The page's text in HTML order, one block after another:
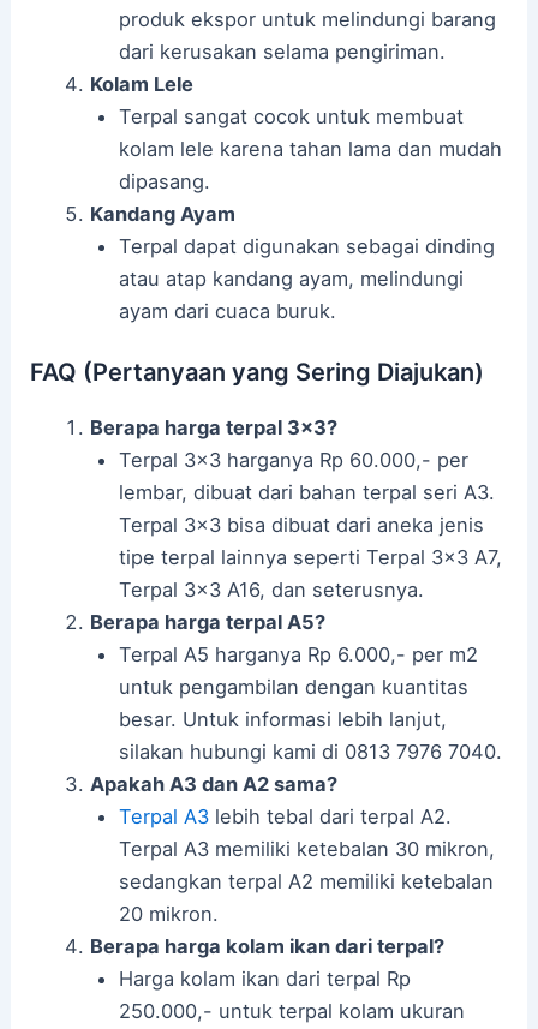
produk ekspor untuk melindungi barang
dari kerusakan selama pengiriman.
Kolam Lele
Terpal sangat cocok untuk membuat
kolam lele karena tahan lama dan mudah
dipasang.
Kandang Ayam
Terpal dapat digunakan sebagai dinding
atau atap kandang ayam, melindungi
ayam dari cuaca buruk.
FAQ (Pertanyaan yang Sering Diajukan)
Berapa harga terpal 3×3?
Terpal 3×3 harganya Rp 60.000,- per
lembar, dibuat dari bahan terpal seri A3.
Terpal 3×3 bisa dibuat dari aneka jenis
tipe terpal lainnya seperti Terpal 3×3 A7,
Terpal 3×3 A16, dan seterusnya.
Berapa harga terpal A5?
Terpal A5 harganya Rp 6.000,- per m2
untuk pengambilan dengan kuantitas
besar. Untuk informasi lebih lanjut,
silakan hubungi kami di 0813 7976 7040.
Apakah A3 dan A2 sama?
Terpal A3 lebih tebal dari terpal A2.
Terpal A3 memiliki ketebalan 30 mikron,
sedangkan terpal A2 memiliki ketebalan
20 mikron.
Berapa harga kolam ikan dari terpal?
Harga kolam ikan dari terpal Rp
250.000,- untuk terpal kolam ukuran